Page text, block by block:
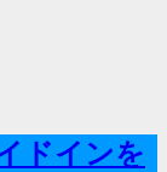
ドインを